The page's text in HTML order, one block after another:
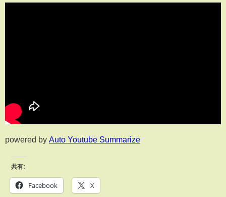
powered by Auto Youtube Summarize
共有:
Facebook X